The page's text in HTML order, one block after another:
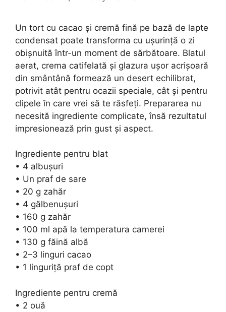
Un tort cu cacao și cremă fină pe bază de lapte
condensat poate transforma cu ușurință o zi
obișnuită într-un moment de sărbătoare. Blatul
aerat, crema catifelată și glazura ușor acrișoară
din smântână formează un desert echilibrat,
potrivit atât pentru ocazii speciale, cât și pentru
clipele în care vrei să te răsfeți. Prepararea nu
necesită ingrediente complicate, însă rezultatul
impresionează prin gust și aspect.
Ingrediente pentru blat
• 4 albușuri
• Un praf de sare
• 20 g zahăr
• 4 gălbenușuri
• 160 g zahăr
• 100 ml apă la temperatura camerei
• 130 g făină albă
• 2–3 linguri cacao
• 1 linguriță praf de copt
Ingrediente pentru cremă
• 2 ouă